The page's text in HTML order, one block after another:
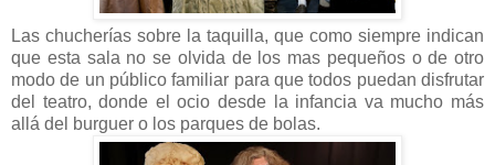
Las chucherías sobre la taquilla, que como siempre indican
que esta sala no se olvida de los mas pequeños o de otro
modo de un público familiar para que todos puedan disfrutar
del teatro, donde el ocio desde la infancia va mucho más
allá del burguer o los parques de bolas.